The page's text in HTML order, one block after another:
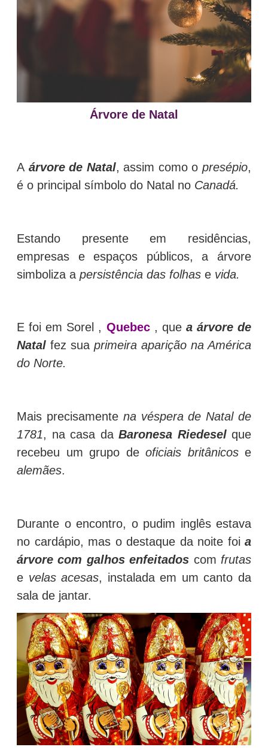
Árvore de Natal
A árvore de Natal, assim como opresépio,
é o principal símbolo do Natal no Canadá.
Estando presente em residências,
empresas e espaços públicos, a árvore
simboliza a persistência das folhas e vida.
E foi em Sorel , Quebec , que a árvore de
Natal fez sua primeira aparição na América
do Norte.
Mais precisamentena véspera de Natal de
1781, na casa da Baronesa Riedesel que
recebeu um grupo deoficiais britânicose
alemães.
Durante o encontro, o pudim inglês estava
no cardápio, mas o destaque da noite foi a
árvore com galhos enfeitados com frutas
e velas acesas, instalada em um canto da
sala de jantar.